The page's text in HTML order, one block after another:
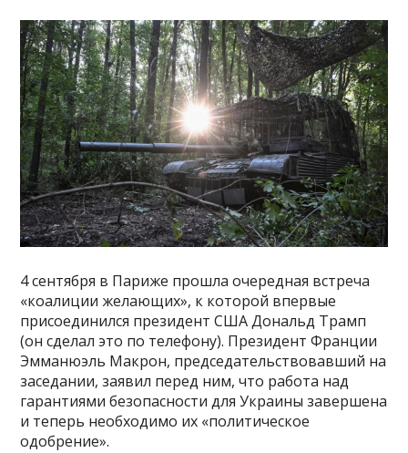
4 сентября в Париже прошла очередная встреча
«коалиции желающих», к которой впервые
присоединился президент США Дональд Трамп
(он сделал это по телефону). Президент Франции
Эмманюэль Макрон, председательствовавший на
заседании, заявил перед ним, что работа над
гарантиями безопасности для Украины завершена
и теперь необходимо их «политическое
одобрение».